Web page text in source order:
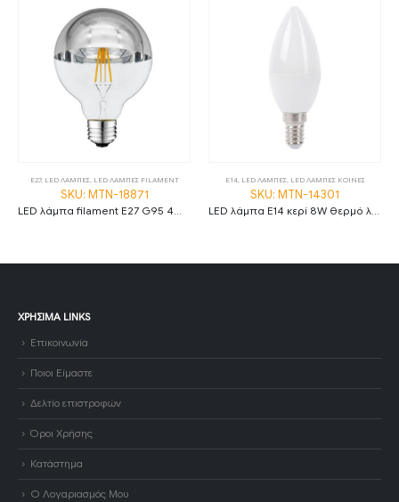
E27, LED ΛΑΜΠΕΣ, LED ΛΑΜΠΕΣ FILAMENT
SKU: MTN-18871
E14, LED ΛΑΜΠΕΣ, LED ΛΑΜΠΕΣ ΚΟΙΝΕΣ
SKU: MTN-14301
ΧΡΉΣΙΜΑ LINKS
Επικοινωνία
Ποιοι Είμαστε
Δελτίο επιστροφών
Όροι Χρήσης
Κατάστημα
Ο Λογαριασμός Μου